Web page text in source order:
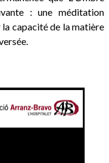
: une méditation
capacité de la matière